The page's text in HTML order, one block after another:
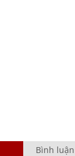
Bình